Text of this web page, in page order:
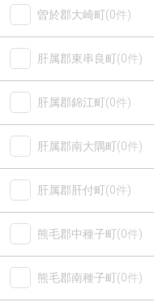
曽於郡大崎町(0件)
肝属郡東串良町(0件)
肝属郡錦江町(0件)
肝属郡南大隅町(0件)
肝属郡肝付町(0件)
熊毛郡中種子町(0件)
熊毛郡南種子町(0件)